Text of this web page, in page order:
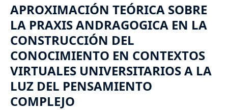
APROXIMACIÓN TEÓRICA SOBRE
LA PRAXIS ANDRAGOGICA EN LA
CONSTRUCCIÓN DEL
CONOCIMIENTO EN CONTEXTOS
VIRTUALES UNIVERSITARIOS A LA
LUZ DEL PENSAMIENTO
COMPLEJO